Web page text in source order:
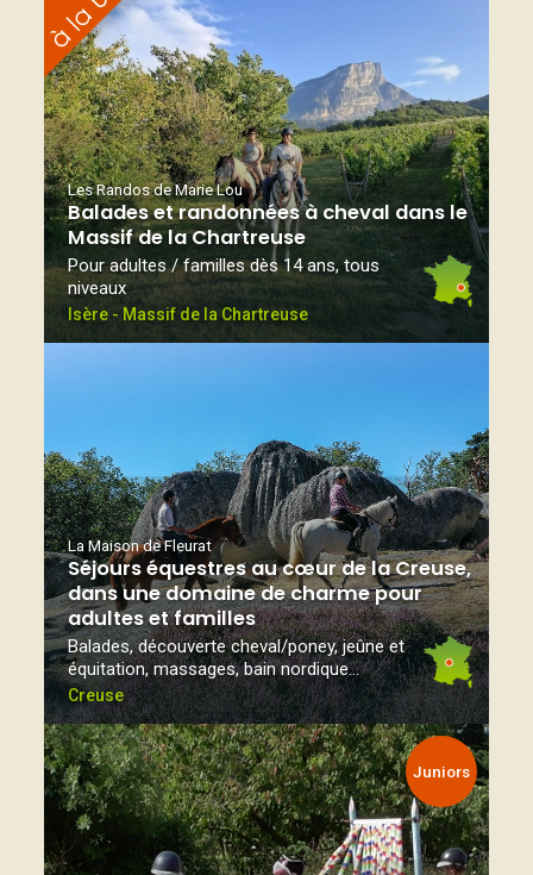
Les Randos de Marie Lou
Balades et randonnées à cheval dans le
Massif de la Chartreuse
Pour adultes / familles dès 14 ans, tous
niveaux
Isère - Massif de la Chartreuse
La Maison de Fleurat
Séjours équestres au cœur de la Creuse,
dans une domaine de charme pour
adultes et familles
Balades, découverte cheval/poney, jeûne et
équitation, massages, bain nordique...
Creuse
Juniors